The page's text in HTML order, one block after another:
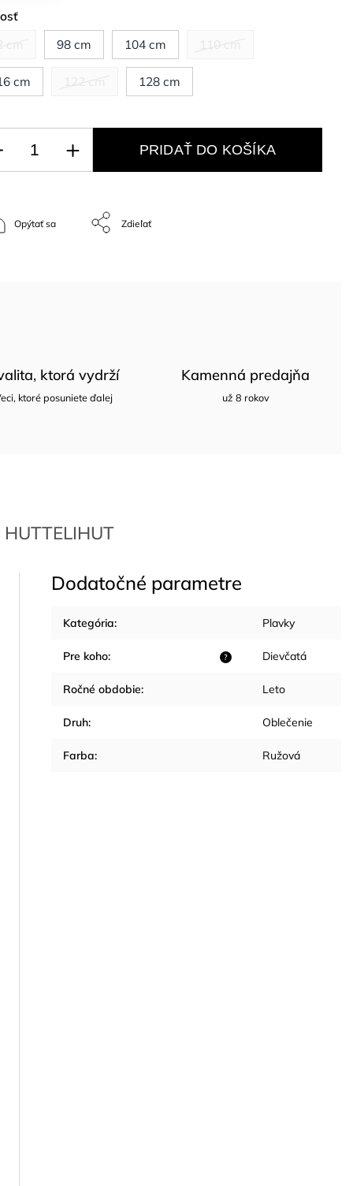
98 cm 104 cm
cm 128 cm
PRIDAŤ DO KOŠÍKA
Opýtať sa Zdieľať
ktorá vydrží
ktoré posuniete ďalej
Kamenná predajňa
už 8 rokov
HUTTELIHUT
Dodatočné parametre
Kategória: Plavky
?
Pre koho: Dievčatá
Ročné obdobie: Leto
Druh: Oblečenie
Farba: Ružová